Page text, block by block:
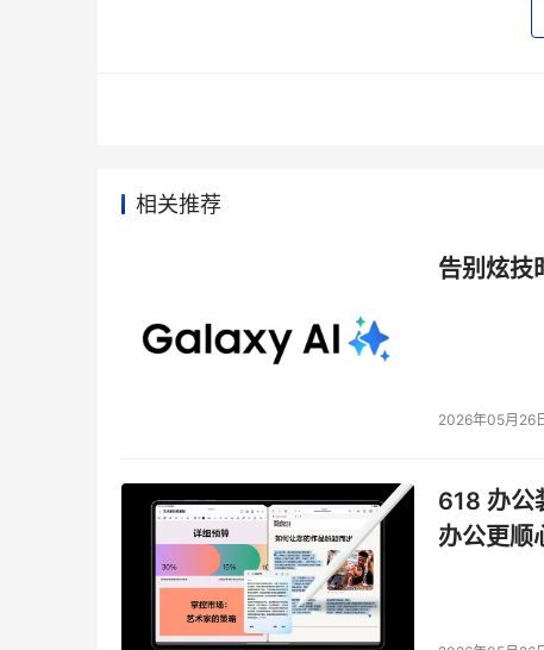
性还包括能根据业务需要扩展新的端口类型，支
心交换机交换容量在1～10Tbps级别，集群系统
口容量，由网络端口速率乘以相应的线速端口数
的产品，在不同版本和阶段，可能有不同的端口
3、 转发性能
线速转发性能：通常是指64字节小包的线速转发
节小包要求系统在单位时间内处理更多的报文数
相关推荐
告别炫技
2026年05月26
618 办公
办公更顺